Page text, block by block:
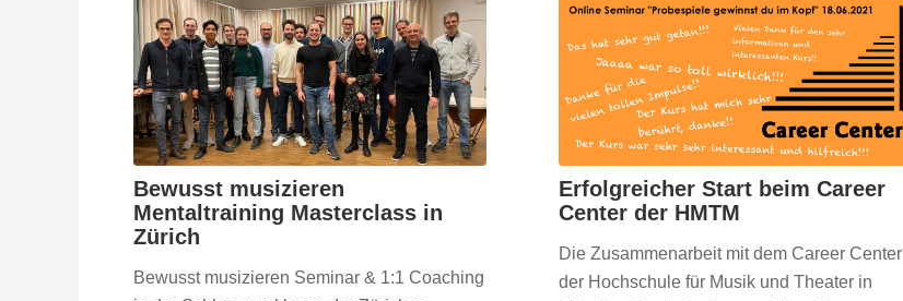
Bewusst musizieren
Mentaltraining Masterclass in
Zürich
Bewusst musizieren Seminar & 1:1 Coaching
Erfolgreicher Start beim Career
Center der HMTM
Die Zusammenarbeit mit dem Career Center
der Hochschule für Musik und Theater in